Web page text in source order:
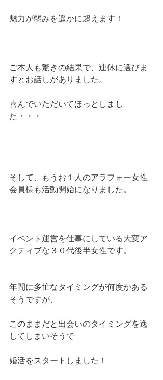
魅力が弱みを遥かに超えます！
ご本人も驚きの結果で、連休に選びま
すとお話しがありました。
喜んでいただいてほっとしまし
た・・・
そして、もうお１人のアラフォー女性
会員様も活動開始になりました。
イベント運営を仕事にしている大変ア
クティブな３０代後半女性です。
年間に多忙なタイミングが何度かある
そうですが、
このままだと出会いのタイミングを逸
してしまいそうで
婚活をスタートしました！